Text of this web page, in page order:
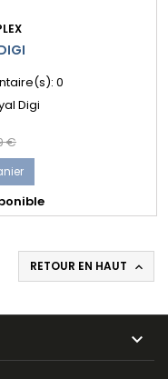
0
Digi
€
RETOUR EN HAUT 
